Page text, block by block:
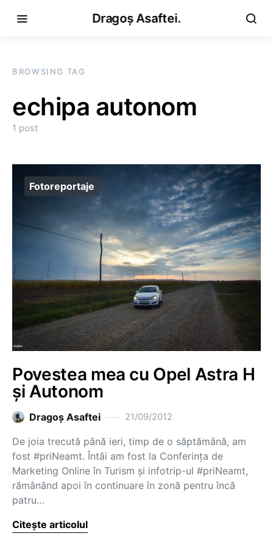
Dragoș Asaftei.
BROWSING TAG
echipa autonom
1 post
Fotoreportaje
Povestea mea cu Opel Astra H
și Autonom
Dragoş Asaftei 21/09/2012
De joia trecută până ieri, timp de o săptămână, am
fost #priNeamt. Întâi am fost la Conferința de
Marketing Online în Turism și infotrip-ul #priNeamt,
rămânând apoi în continuare în zonă pentru încă
patru…
Citește articolul